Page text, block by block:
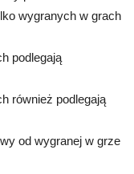
wygranych w grach
podlegają
również podlegają
od wygranej w grze